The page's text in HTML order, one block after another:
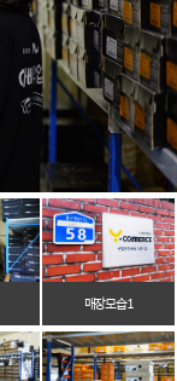
매장 모습 1